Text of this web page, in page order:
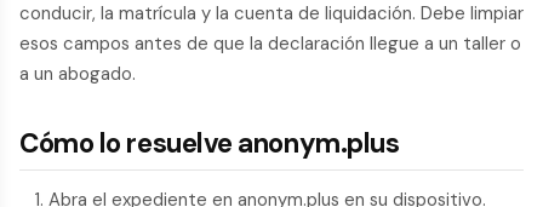
conducir, la matrícula y la cuenta de liquidación. Debe limpiar
esos campos antes de que la declaración llegue a un taller o
a un abogado.
Cómo lo resuelve anonym.plus
Abra el expediente en anonym.plus en su dispositivo.